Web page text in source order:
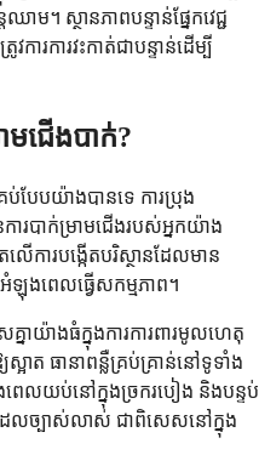
ាម។ ស្ថានភាពបន្ទាន់ផ្នែកវេជ្ជ
ការការវះកាត់ជាបន្ទាន់ដើម្បី
ាមជើងបាក់?
ប់បែបយ៉ាងបានទេ ការប្រុង
របាក់ម្រាមជើងរបស់អ្នកយ៉ាង
លើការបង្កើតបរិស្ថានដែលមាន
អំឡុងពេលធ្វើសកម្មភាព។
គ្នាយ៉ាងធំក្នុងការការពារមូលហេតុ
ស្អាត ធានាពន្លឺគ្រប់គ្រាន់នៅទូទាំង
ពេលយប់នៅក្នុងច្រករបៀង និងបន្ទប់
ដែលច្បាស់លាស់ ជាពិសេសនៅក្នុង